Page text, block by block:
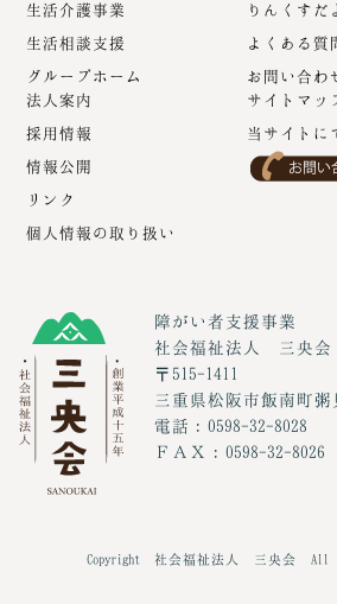
生活介護事業
生活相談支援
グループホーム
りんくすだ
よくある質
お問い合わ
法人案内
採用情報
情報公開
リンク
個人情報の取り扱い
サイトマッ
当サイトに
障がい者支援事業
社会福祉法人 三央会
〒515-1411
三重県松阪市飯南町粥
電話：0598-32-8028
ＦＡＸ：0598-32-8026
Copyright 社会福祉法人 三央会 All